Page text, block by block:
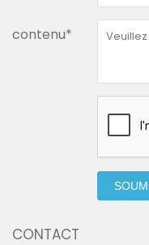
contenu*
CONTACT